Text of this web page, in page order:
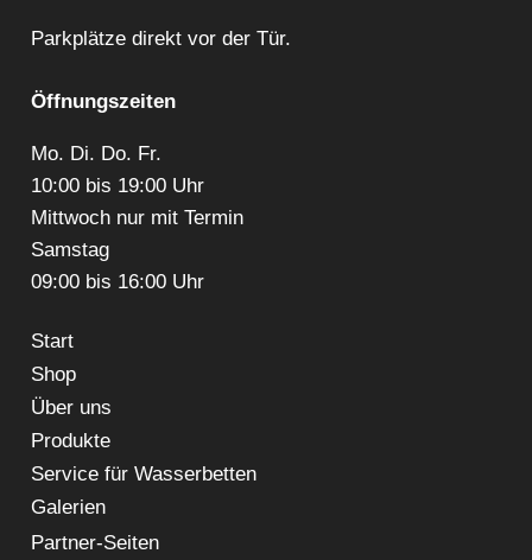
Parkplätze direkt vor der Tür.
Öffnungszeiten
Mo. Di. Do. Fr.
10:00 bis 19:00 Uhr
Mittwoch nur mit Termin
Samstag
09:00 bis 16:00 Uhr
Start
Shop
Über uns
Produkte
Service für Wasserbetten
Galerien
Partner-Seiten